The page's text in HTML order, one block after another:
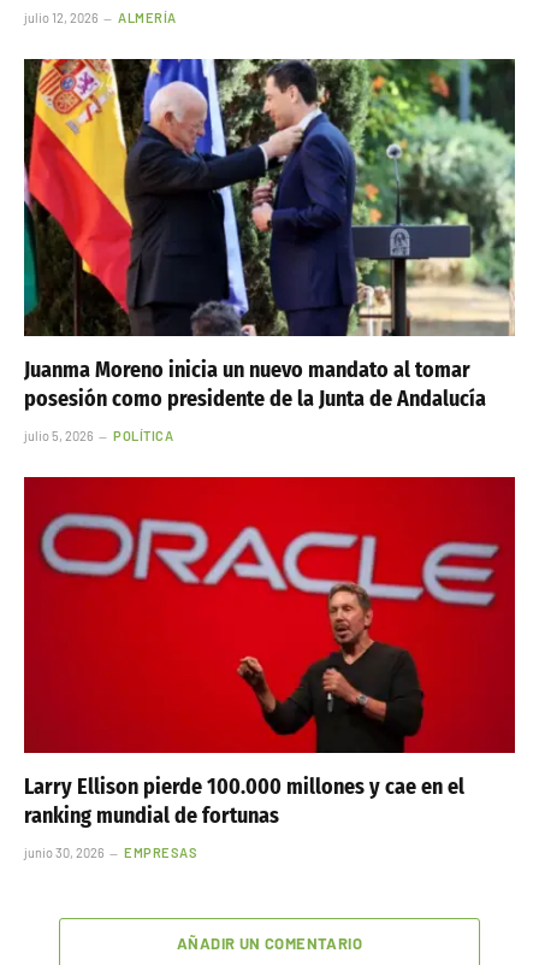
julio 12, 2026 ALMERÍA
Juanma Moreno inicia un nuevo mandato al tomar
posesión como presidente de la Junta de Andalucía
julio 5, 2026 POLÍTICA
Larry Ellison pierde 100.000 millones y cae en el
ranking mundial de fortunas
junio 30, 2026 EMPRESAS
AÑADIR UN COMENTARIO